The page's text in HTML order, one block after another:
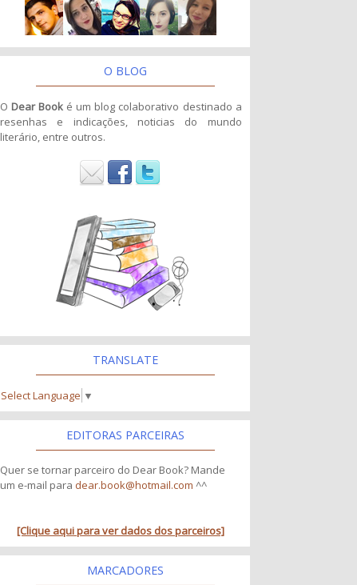
O BLOG
O Dear Book é um blog colaborativo destinado a
resenhas e indicações, noticias do mundo
literário, entre outros.
TRANSLATE
Select Language ▼
EDITORAS PARCEIRAS
Quer se tornar parceiro do Dear Book? Mande
um e-mail para dear.book@hotmail.com ^^
[Clique aqui para ver dados dos parceiros]
MARCADORES